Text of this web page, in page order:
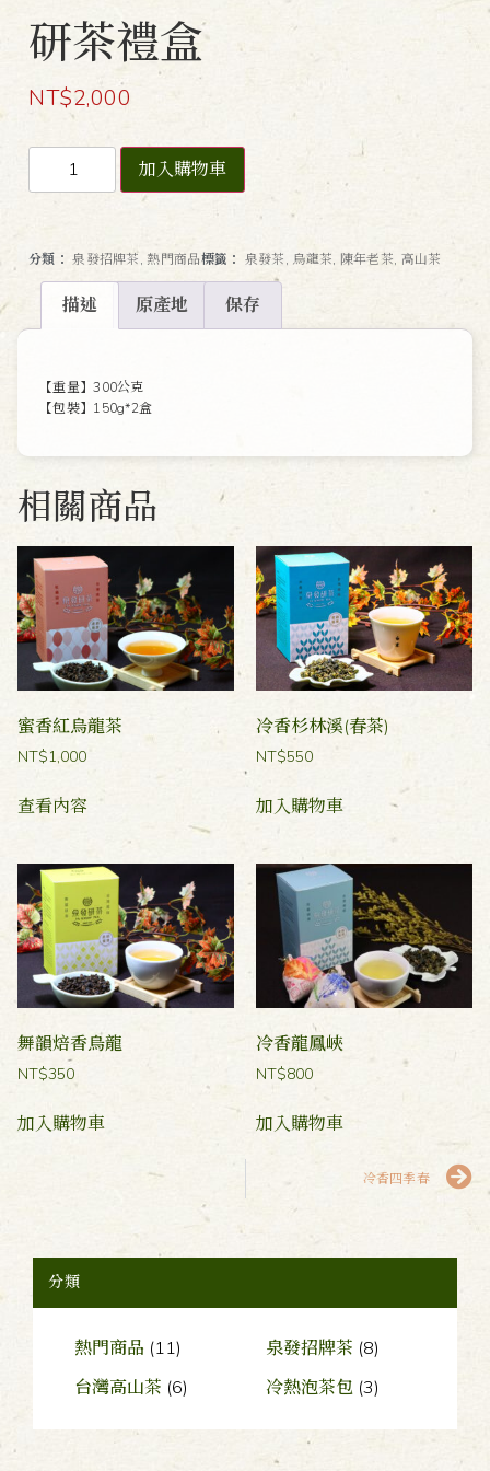
研茶禮盒
NT$2,000
加入購物車
分類： 泉發招牌茶, 熱門商品標籤： 泉發茶, 烏龍茶, 陳年老茶, 高山茶
描述 原產地 保存
【重量】300公克
【包裝】150g*2盒
相關商品
蜜香紅烏龍茶
NT$1,000
查看內容
冷香杉林溪(春茶)
NT$550
加入購物車
舞韻焙香烏龍
NT$350
加入購物車
冷香龍鳳峽
NT$800
加入購物車
冷香四季春
分類
熱門商品 (11) 泉發招牌茶 (8)
台灣高山茶 (6) 冷熱泡茶包 (3)